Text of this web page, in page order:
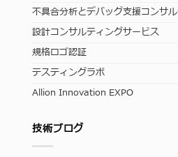
不具合分析とデバッグ支援コンサ
設計コンサルティングサービス
規格ロゴ認証
テスティングラボ
Allion Innovation EXPO
技術ブログ